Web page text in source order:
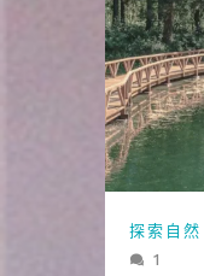
探索自然
1